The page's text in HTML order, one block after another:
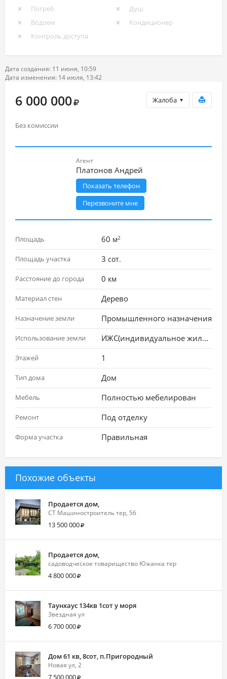
Погреб
Душ
Водоем
Кондиционер
Контроль доступа
Дата создания: 11 июня, 10:59
Дата изменения: 14 июля, 13:42
Жалоба
6 000 000
Без комиссии
Агент
Платонов Андрей
Показать телефон
Перезвоните мне
Площадь 60 м2
Площадь участка 3 сот.
Расстояние до города 0 км
Материал стен Дерево
Назначение земли Промышленного назначения
Использование земли ИЖС(индивидуальное жилищное строительство)
Этажей 1
Тип дома Дом
Мебель Полностью мебелирован
Ремонт Под отделку
Форма участка Правильная
Похожие объекты
Продается дом,
СТ Машиностроитель тер, 56
13 500 000
Продается дом,
садоводческое товарищество Южанка тер
4 800 000
Таунхаус 134кв 1сот у моря
Звездная ул
6 700 000
Дом 61 кв, 8сот, п.Пригородный
Новая ул, 2
7 500 000